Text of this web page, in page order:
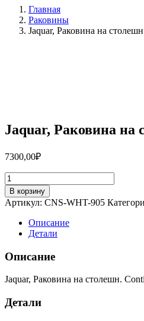
Главная
Раковины
Jaquar, Раковина на
Jaquar, Раковина на
7300,00₽
Количество
товара
Jaquar,
Раковина
столешн.
Continental,
420х420,
Белый
WHT-
В корзину
Артикул: CNS-WHT-905
Описание
Детали
Описание
Jaquar, Раковина на столешн.
Детали